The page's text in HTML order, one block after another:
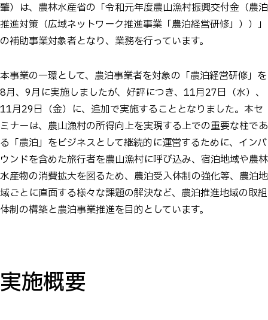
肇）は、農林水産省の「令和元年度農山漁村振興交付金（農泊
推進対策（広域ネットワーク推進事業「農泊経営研修」））」
の補助事業対象者となり、業務を行っています。
本事業の一環として、農泊事業者を対象の「農泊経営研修」を
8月、9月に実施しましたが、好評につき、11月27日（水）、
11月29日（金）に、追加で実施することとなりました。本セ
ミナーは、農山漁村の所得向上を実現する上での重要な柱であ
る「農泊」をビジネスとして継続的に運営するために、インバ
ウンドを含めた旅行者を農山漁村に呼び込み、宿泊地域や農林
水産物の消費拡大を図るため、農泊受入体制の強化等、農泊地
域ごとに直面する様々な課題の解決など、農泊推進地域の取組
体制の構築と農泊事業推進を目的としています。
実施概要